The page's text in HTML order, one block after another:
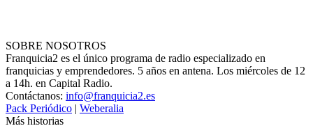
SOBRE NOSOTROS
Franquicia2 es el único programa de radio especializado en
franquicias y emprendedores. 5 años en antena. Los miércoles de 12
a 14h. en Capital Radio.
Contáctanos: info@franquicia2.es
Pack Periódico | Weberalia
Más historias